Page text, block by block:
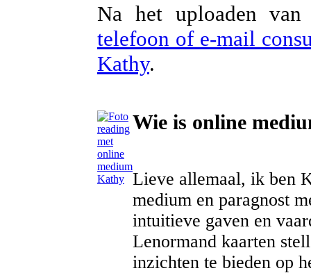
Na het uploaden
telefoon of e-mail
Kathy.
Wie is online
Lieve allemaal, ik ben
medium en paragnost
intuitieve gaven en
Lenormand kaarten
inzichten te bieden op